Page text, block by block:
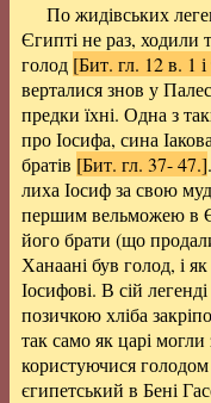
По жидівських
Єгипті не раз, ходили
голод [Бит. гл. 12 в. 1
верталися знов у
предки їхні. Одна з
про Іосифа, сина
братів [Бит. гл. 37- 47.]
лиха Іосиф за свою
першим вельможею в
його брати (що
Ханаані був голод, і
Іосифові. В сій
позичкою хліба
так само як царі
користуючися
єгипетський в Бені